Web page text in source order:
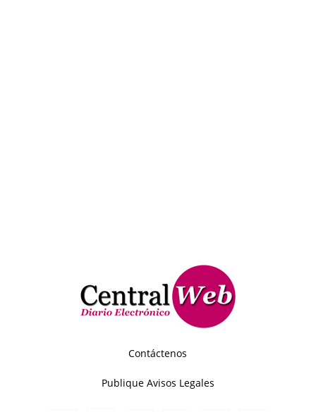
Contáctenos
Publique Avisos Legales